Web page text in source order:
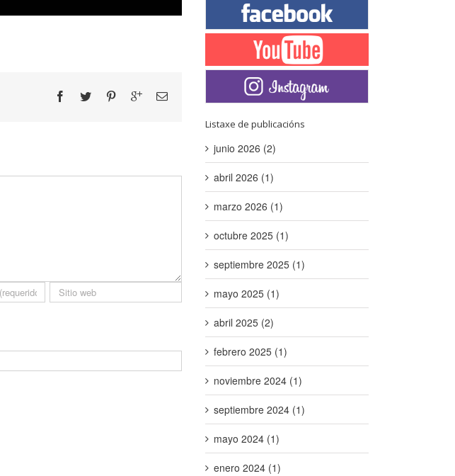
Listaxe de publicacións
junio 2026 (2)
abril 2026 (1)
marzo 2026 (1)
octubre 2025 (1)
septiembre 2025 (1)
mayo 2025 (1)
abril 2025 (2)
febrero 2025 (1)
noviembre 2024 (1)
septiembre 2024 (1)
mayo 2024 (1)
enero 2024 (1)